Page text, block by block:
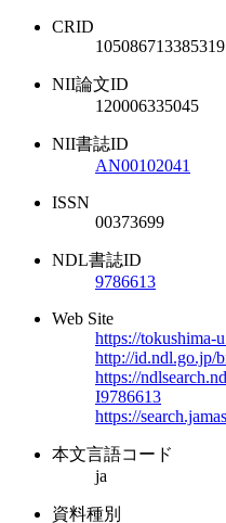
CRID
NII論文ID
120006335045
NII書誌ID
AN00102041
ISSN
00373699
NDL書誌ID
9786613
Web Site
https://tokushima-
http://id.ndl.go.jp/
https://
I9786613
https://
本文言語コード
ja
資料種別